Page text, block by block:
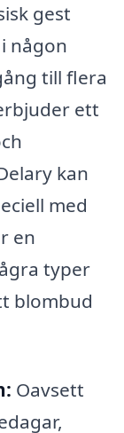
gest
någon
till flera
ett
kan
med
en
typer
blombud
Oavsett